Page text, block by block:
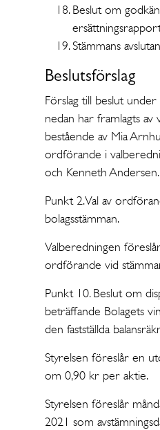
Beslut om
Stämmans
Beslutsförslag
Förslag till beslut
nedan har framlagts av
bestående av Mia
ordförande i
och Kenneth Andersen.
Punkt 2. Val av
bolagsstämman.
Valberedningen
ordförande vid
Punkt 10. Beslut om
beträffande Bolagets
den fastställda
Styrelsen föreslår en
om 0,90 kr per aktie.
Styrelsen föreslår
2021 som